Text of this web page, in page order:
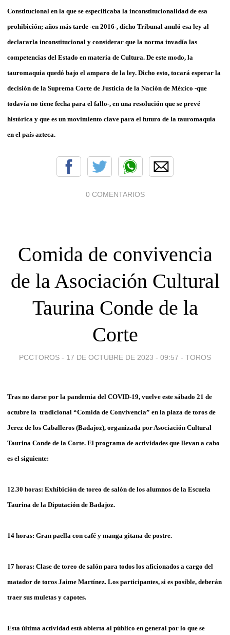
Constitucional en la que se especificaba la inconstitucionalidad de esa
prohibición; años más tarde -en 2016-, dicho Tribunal anuló esa ley al
declararla inconstitucional y considerar que la norma invadía las
competencias del Estado en materia de Cultura. De este modo, la
tauromaquia quedó bajo el amparo de la ley. Dicho esto, tocará esperar la
decisión de la Suprema Corte de Justicia de la Nación de México -que
todavía no tiene fecha para el fallo-, en una resolución que se prevé
histórica y que es un movimiento clave para el futuro de la tauromaquia
en el país azteca.
0 COMENTARIOS
Comida de convivencia
de la Asociación Cultural
Taurina Conde de la
Corte
PCCTOROS - 17 DE OCTUBRE DE 2023 - 09:57 - TOROS
Tras no darse por la pandemia del COVID-19, vuelve este sábado 21 de
octubre la tradicional “Comida de Convivencia” en la plaza de toros de
Jerez de los Caballeros (Badajoz), organizada por Asociación Cultural
Taurina Conde de la Corte. El programa de actividades que llevan a cabo
es el siguiente:
12.30 horas: Exhibición de toreo de salón de los alumnos de la Escuela
Taurina de la Diputación de Badajoz.
14 horas: Gran paella con café y manga gitana de postre.
17 horas: Clase de toreo de salón para todos los aficionados a cargo del
matador de toros Jaime Martínez. Los participantes, si es posible, deberán
traer sus muletas y capotes.
Esta última actividad está abierta al público en general por lo que se